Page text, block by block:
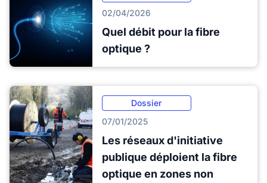
02/04/2026
Quel débit pour la fibre
optique ?
Dossier
07/01/2025
Les réseaux d'initiative
publique déploient la fibre
optique en zones non